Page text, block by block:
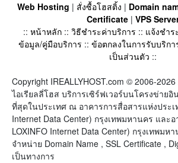
Web Hosting | สั่งซื้อโฮสติ้ง | Domain
Certificate | VPS
:: หน้าหลัก :: วิธีชำระค่าบริการ :: แจ้งชำร
ข้อมูล/คู่มือบริการ :: ข้อตกลงในการรับบริกา
เป็นส่วนตัว ::
Copyright IREALLYHOST.com © 2006-
ไอเรียลลี่โฮส บริการเซิร์ฟเวอร์บนโครงข่ายอิ
ที่สุดในประเทศ ณ อาคารการสื่อสารแห่งประเ
Internet Data Center) กรุงเทพมหานคร และ
LOXINFO Internet Data Center) กรุงเทพมห
จำหน่าย Domain Name , SSL Certificate ,
เป็นทางการ